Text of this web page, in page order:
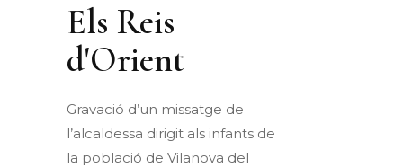
Els Reis
d'Orient
Gravació d’un missatge de
l’alcaldessa dirigit als infants de
la població de Vilanova del